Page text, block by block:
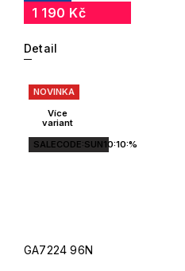
1 190 Kč
Detail
NOVINKA
Více
variant
SALECODE:SUN10:10:%
GA7224 96N